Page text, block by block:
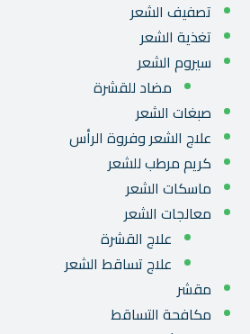
تصفيف الشعر
تغذية الشعر
سيروم الشعر
مضاد للقشرة
صبغات الشعر
علاج الشعر وفروة الرأس
كريم مرطب للشعر
ماسكات الشعر
معالجات الشعر
علاج القشرة
علاج تساقط الشعر
مقشر
مكافحة التساقط